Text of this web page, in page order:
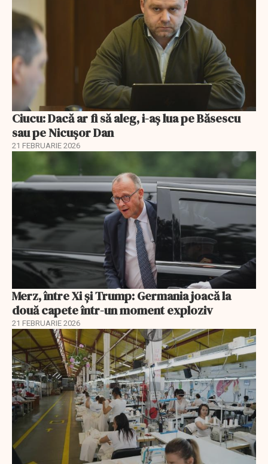
Ciucu: Dacă ar fi să aleg, i-aș lua pe Băsescu
sau pe Nicușor Dan
21 FEBRUARIE 2026
Merz, între Xi și Trump: Germania joacă la
două capete într-un moment exploziv
21 FEBRUARIE 2026